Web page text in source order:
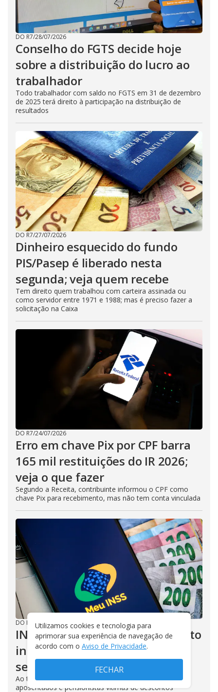
DO R7/28/07/2026
Conselho do FGTS decide hoje
sobre a distribuição do lucro ao
trabalhador
Todo trabalhador com saldo no FGTS em 31 de dezembro
de 2025 terá direito à participação na distribuição de
resultados
DO R7/27/07/2026
Dinheiro esquecido do fundo
PIS/Pasep é liberado nesta
segunda; veja quem recebe
Tem direito quem trabalhou com carteira assinada ou
como servidor entre 1971 e 1988; mas é preciso fazer a
solicitação na Caixa
DO R7/24/07/2026
Erro em chave Pix por CPF barra
165 mil restituições do IR 2026;
veja o que fazer
Segundo a Receita, contribuinte informou o CPF como
chave Pix para recebimento, mas não tem conta vinculada
DO R7 24/07/2026
INSS paga devolução de desconto
indevido a 4,8 milhões de
segurados em um ano
Ao todo, foram depositados R$ 3,26 bilhões a
aposentados e pensionistas vítimas de descontos
Utilizamos cookies e tecnologia para
aprimorar sua experiência de navegação de
acordo com o Aviso de Privacidade.
FECHAR